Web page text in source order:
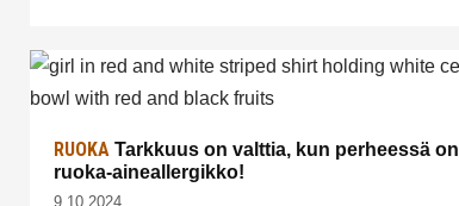
RUOKA Tarkkuus on valttia, kun perheessä on
ruoka-aineallergikko!
9.10.2024